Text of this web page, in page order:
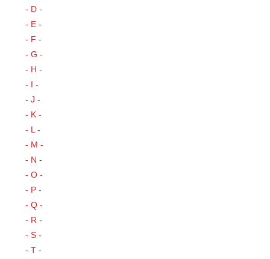
- D -
- E -
- F -
- G -
- H -
- I -
- J -
- K -
- L -
- M -
- N -
- O -
- P -
- Q -
- R -
- S -
- T -